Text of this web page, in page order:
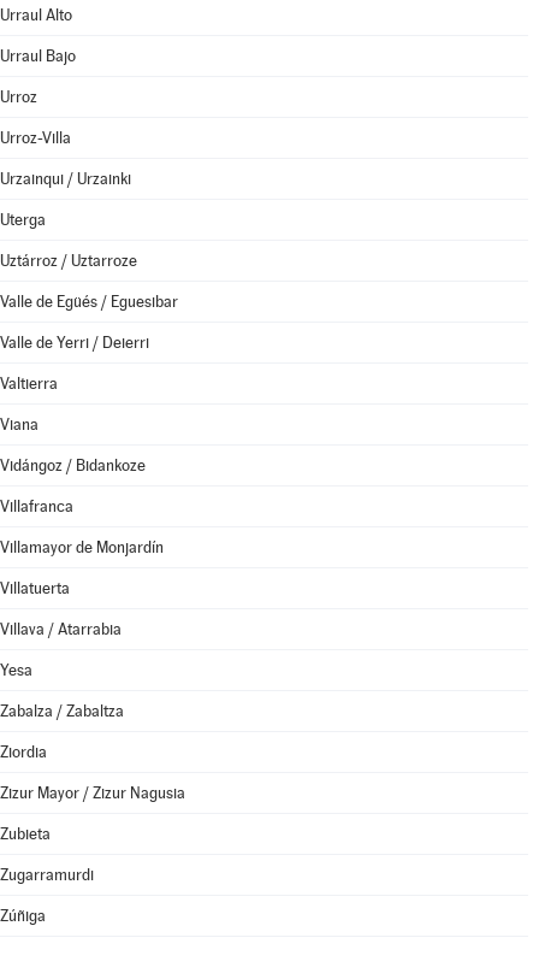
Urraul Alto
Urraul Bajo
Urroz
Urroz-Villa
Urzainqui / Urzainki
Uterga
Uztárroz / Uztarroze
Valle de Egüés / Eguesibar
Valle de Yerri / Deierri
Valtierra
Viana
Vidángoz / Bidankoze
Villafranca
Villamayor de Monjardín
Villatuerta
Villava / Atarrabia
Yesa
Zabalza / Zabaltza
Ziordia
Zizur Mayor / Zizur Nagusia
Zubieta
Zugarramurdi
Zúñiga